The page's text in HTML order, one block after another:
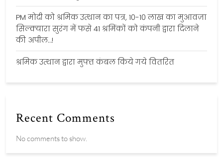
PM मोदी को श्रमिक उत्थान का पत्र, 10-10 लाख का मुआवज़ा
सिल्क्यारा सुरंग में फसे 41 श्रमिंकों को कंपनी द्वारा दिलाने
की अपील…!
श्रमिक उत्थान द्वारा मुफ्त कंबल किये गये वितरित
Recent Comments
No comments to show.